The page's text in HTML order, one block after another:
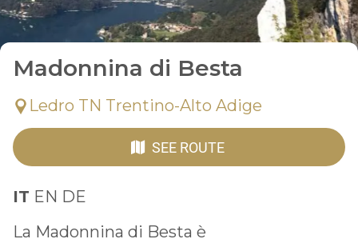
Madonnina di Besta
Ledro TN Trentino-Alto Adige
SEE ROUTE
IT EN DE
La Madonnina di Besta è